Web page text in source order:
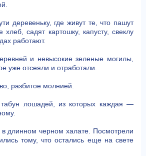
деревеньку, где живут те, что пашут
садят картошку, капусту, свеклу
работают.
и невысокие зеленые могилы,
уже отсеяли и отработали.
разбитое молнией.
лошадей, из которых каждая —
длинном черном халате. Посмотрели
тому, что остались еще на свете